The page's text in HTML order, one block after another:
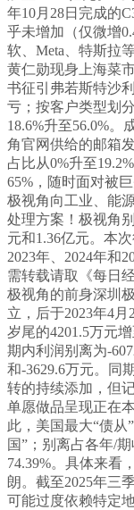
年10月28日完成的
乎未增加（仅微增
软、Meta、特斯拉
黄仁勋现身上海菜
书征引弗若斯特沙
亏；按客户类型划
18.6%升至56.0%
角官网供给的邮箱
占比从0%升至
65%，随时面对被
极视角向工业、能
处理方案！极视角
元和1.36亿元。本
2023年、2024年和
需转载请取《每日
极视角的前身深圳
立，后于2023年4
岁尾的4201.5万元
期内利润别离为-
和-3629.6万元。同
转的持续添加，但
单愿做品呈现正在
此，美国最大“债从
国”；别离占各年/期
74.39%。具体来看
朗。截至2025年三
可能过度依赖特定